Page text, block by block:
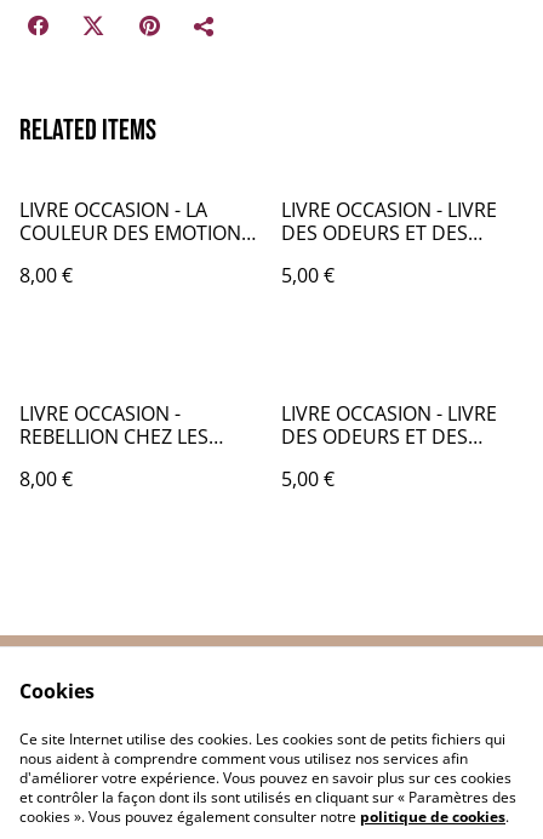
Related items
LIVRE OCCASION - LA
COULEUR DES EMOTIONS
8,00 €
LIVRE OCCASION - LIVRE
DES ODEURS ET DES
LO043
5,00 €
LIVRE OCCASION -
REBELLION CHEZ LES
8,00 €
LIVRE OCCASION - LIVRE
DES ODEURS ET DES
LO045
5,00 €
Politique de
confidentialité
Politique de cookies
Cookies
Ce site Internet utilise des cookies. Les cookies sont de petits fichiers qui
nous aident à comprendre comment vous utilisez nos services afin
d'améliorer votre expérience. Vous pouvez en savoir plus sur ces cookies
et contrôler la façon dont ils sont utilisés en cliquant sur « Paramètres des
cookies ». Vous pouvez également consulter notre politique de cookies.